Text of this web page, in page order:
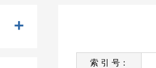
索 引 号：